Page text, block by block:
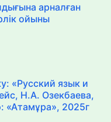
арналған
ойыны
«Русский язык и
Н.А. Озекбаева,
«Атамұра», 2025г